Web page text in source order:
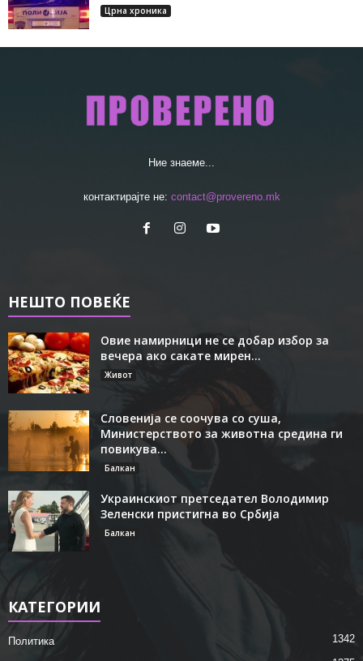
Црна хроника
Ние знаеме...
контактирајте не: contact@provereno.mk
НЕШТО ПОВЕЌЕ
Овие намирници не се добар избор за
вечера ако сакате мирен...
Живот
Словенија се соочува со суша,
Министерството за животна средина ги
повикува...
Балкан
Украинскиот претседател Володимир
Зеленски пристигна во Србија
Балкан
КАТЕГОРИИ
Политика 1342